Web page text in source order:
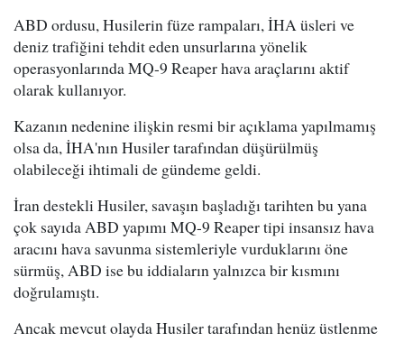
ABD ordusu, Husilerin füze rampaları, İHA üsleri ve
deniz trafiğini tehdit eden unsurlarına yönelik
operasyonlarında MQ-9 Reaper hava araçlarını aktif
olarak kullanıyor.
Kazanın nedenine ilişkin resmi bir açıklama yapılmamış
olsa da, İHA'nın Husiler tarafından düşürülmüş
olabileceği ihtimali de gündeme geldi.
İran destekli Husiler, savaşın başladığı tarihten bu yana
çok sayıda ABD yapımı MQ-9 Reaper tipi insansız hava
aracını hava savunma sistemleriyle vurduklarını öne
sürmüş, ABD ise bu iddiaların yalnızca bir kısmını
doğrulamıştı.
Ancak mevcut olayda Husiler tarafından henüz üstlenme